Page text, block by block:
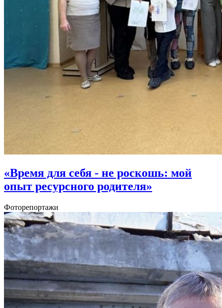
«Время для себя - не роскошь: мой
опыт ресурсного родителя»
Фоторепортажи